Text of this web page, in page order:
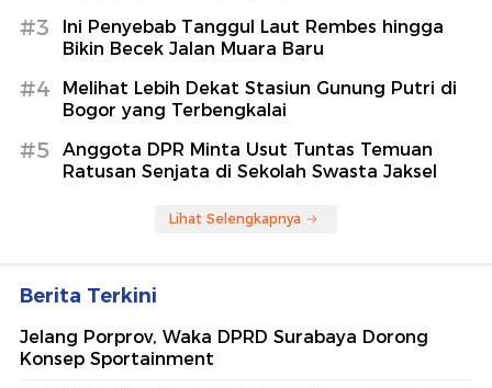
#3
Ini Penyebab Tanggul Laut Rembes hingga
Bikin Becek Jalan Muara Baru
#4
Melihat Lebih Dekat Stasiun Gunung Putri di
Bogor yang Terbengkalai
#5
Anggota DPR Minta Usut Tuntas Temuan
Ratusan Senjata di Sekolah Swasta Jaksel
Lihat Selengkapnya
Berita Terkini
Jelang Porprov, Waka DPRD Surabaya Dorong
Konsep Sportainment